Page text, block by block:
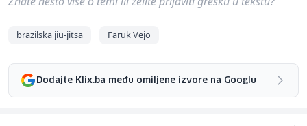
brazilska jiu-jitsa Faruk Vejo
Dodajte Klix.ba među omiljene izvore na Googlu